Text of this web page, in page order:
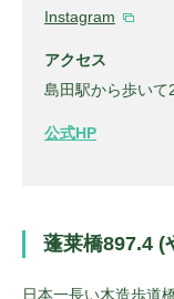
Instagram
アクセス
島田駅から歩いて
公式HP
蓬莱橋897.4 (
日本一長い木造歩道